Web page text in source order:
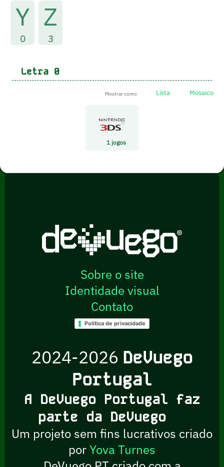
Y
0
Z
3
Letra 0
Mostrar como Lista Mosaico
1 jogos
Sobre o site
Identidade visual
Contato
Política de privacidade
2024-2026 DeVuego
Portugal
A DeVuego Portugal faz
parte da DeVuego
Um projeto sem fins lucrativos criado
porYova Turnes